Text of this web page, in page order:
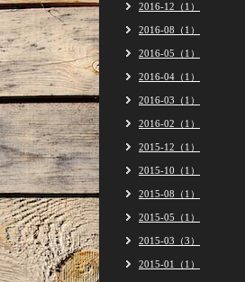
2016-12（1）
2016-08（1）
2016-05（1）
2016-04（1）
2016-03（1）
2016-02（1）
2015-12（1）
2015-10（1）
2015-08（1）
2015-05（1）
2015-03（3）
2015-01（1）